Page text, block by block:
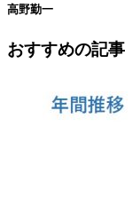
高野勤一
おすすめの記事